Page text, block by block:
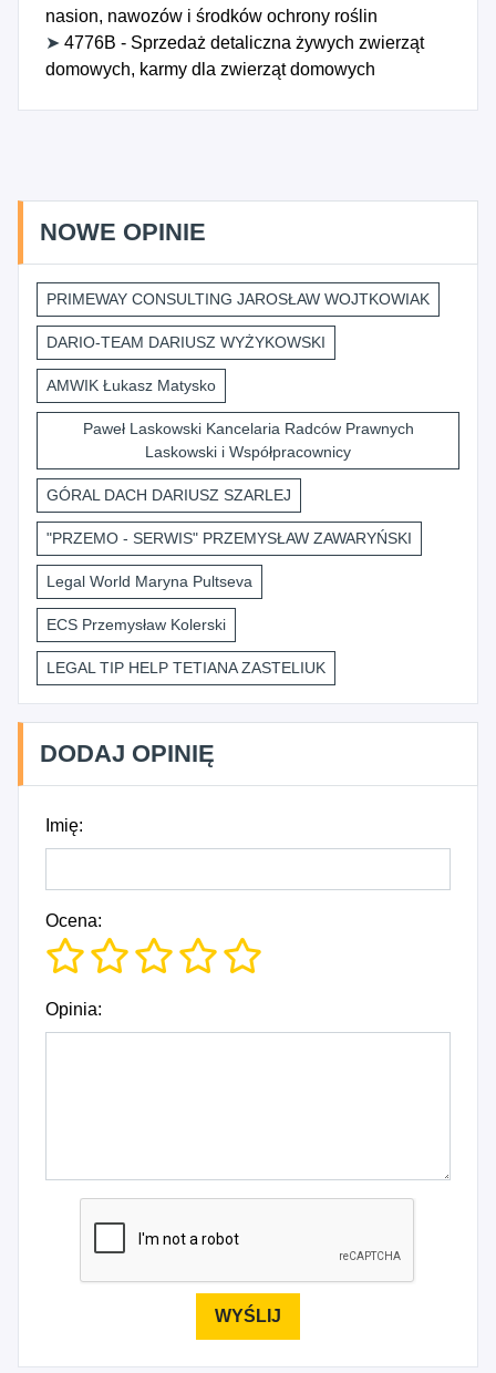
nasion, nawozów i środków ochrony roślin
➤ 4776B - Sprzedaż detaliczna żywych zwierząt
domowych, karmy dla zwierząt domowych
NOWE OPINIE
PRIMEWAY CONSULTING JAROSŁAW WOJTKOWIAK
DARIO-TEAM DARIUSZ WYŻYKOWSKI
AMWIK Łukasz Matysko
Paweł Laskowski Kancelaria Radców Prawnych
Laskowski i Współpracownicy
GÓRAL DACH DARIUSZ SZARLEJ
"PRZEMO - SERWIS" PRZEMYSŁAW ZAWARYŃSKI
Legal World Maryna Pultseva
ECS Przemysław Kolerski
LEGAL TIP HELP TETIANA ZASTELIUK
DODAJ OPINIĘ
Imię:
Ocena:
Opinia: